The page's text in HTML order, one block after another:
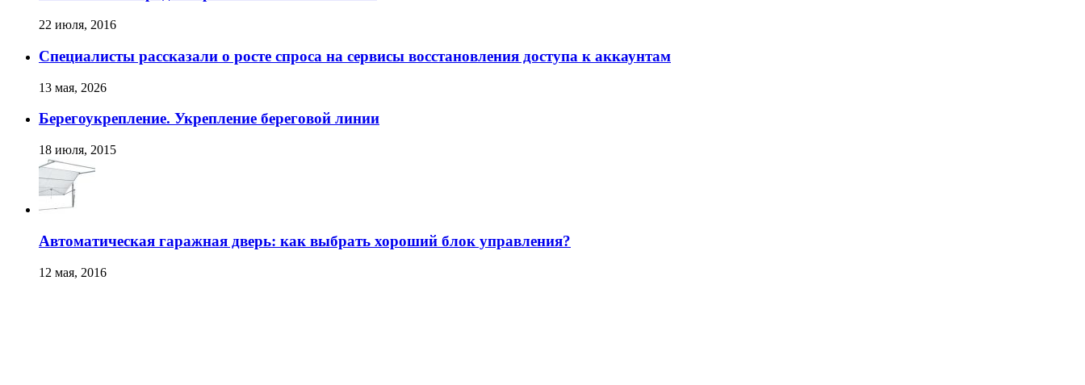
22 июля, 2016
Специалисты рассказали о росте спроса на сервисы восстановления доступа к аккаунтам
13 мая, 2026
Берегоукрепление. Укрепление береговой линии
18 июля, 2015
Автоматическая гаражная дверь: как выбрать хороший блок управления?
12 мая, 2016